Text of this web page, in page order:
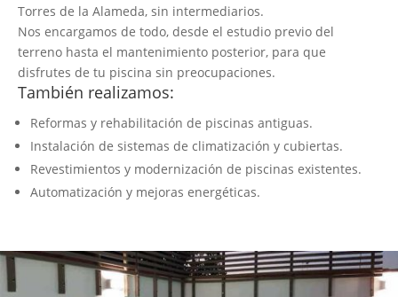
Torres de la Alameda, sin intermediarios.
Nos encargamos de todo, desde el estudio previo del
terreno hasta el mantenimiento posterior, para que
disfrutes de tu piscina sin preocupaciones.
También realizamos:
Reformas y rehabilitación de piscinas antiguas.
Instalación de sistemas de climatización y cubiertas.
Revestimientos y modernización de piscinas existentes.
Automatización y mejoras energéticas.